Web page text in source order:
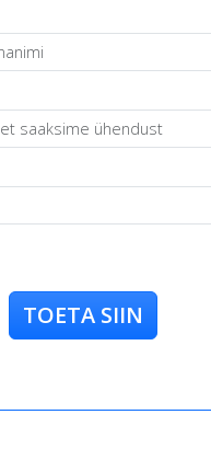
TOETA SIIN